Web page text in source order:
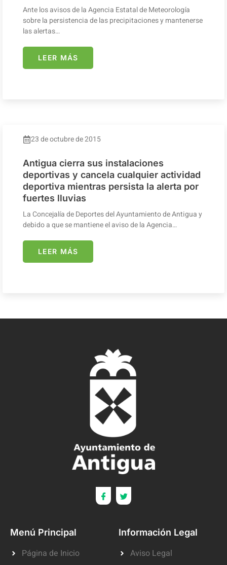
Ante los avisos de la Agencia Estatal de Meteorología
sobre la persistencia de las precipitaciones y mantenerse
las alertas…
LEER MÁS
23 de octubre de 2015
Antigua cierra sus instalaciones
deportivas y cancela cualquier actividad
deportiva mientras persista la alerta por
fuertes lluvias
La Concejalía de Deportes del Ayuntamiento de Antigua y
debido a que se mantiene el aviso de la Agencia…
LEER MÁS
Menú Principal
Página de Inicio
Información Legal
Aviso Legal